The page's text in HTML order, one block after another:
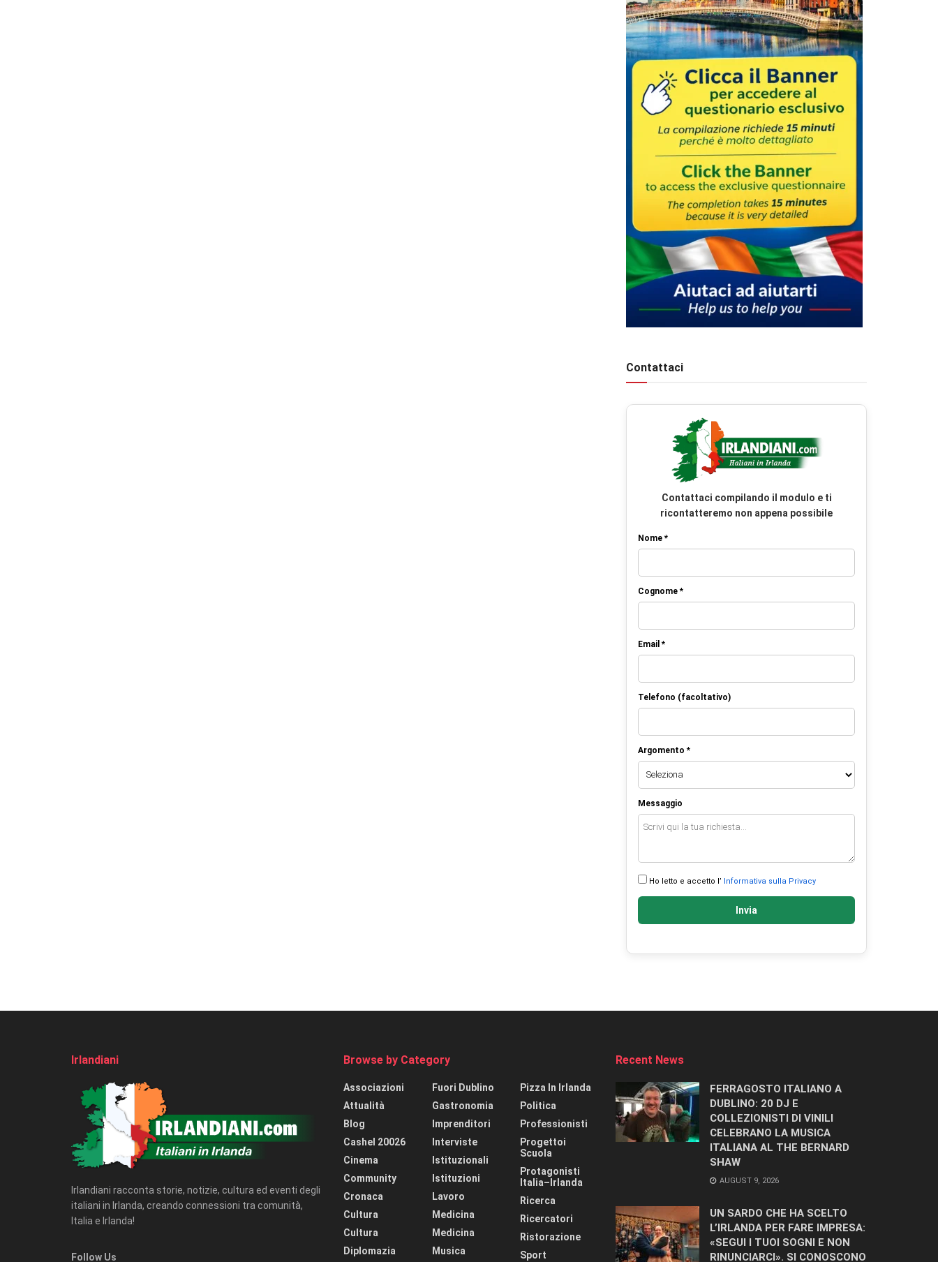
Contattaci
Contattaci compilando il modulo e ti
ricontatteremo non appena possibile
Nome *
Cognome *
Email *
Telefono (facoltativo)
Argomento *
Messaggio
Ho letto e accetto l’ Informativa sulla Privacy
Invia
Irlandiani
Irlandiani racconta storie, notizie, cultura ed eventi degli
italiani in Irlanda, creando connessioni tra comunità,
Italia e Irlanda!
Follow Us
Browse by Category
Associazioni
Attualità
Blog
Cashel 20026
Cinema
Community
Cronaca
Cultura
Cultura
Diplomazia
Fuori Dublino
Gastronomia
Imprenditori
Interviste
Istituzionali
Istituzioni
Lavoro
Medicina
Medicina
Musica
Pizza In Irlanda
Politica
Professionisti
Progettoi
Scuola
Protagonisti
Italia–Irlanda
Ricerca
Ricercatori
Ristorazione
Sport
Recent News
FERRAGOSTO ITALIANO A
DUBLINO: 20 DJ E
COLLEZIONISTI DI VINILI
CELEBRANO LA MUSICA
ITALIANA AL THE BERNARD
SHAW
AUGUST 9, 2026
UN SARDO CHE HA SCELTO
L’IRLANDA PER FARE IMPRESA:
«SEGUI I TUOI SOGNI E NON
RINUNCIARCI». SI CONOSCONO